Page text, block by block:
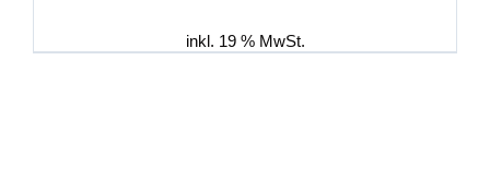
1.299,00 €
inkl. 19 % MwSt.